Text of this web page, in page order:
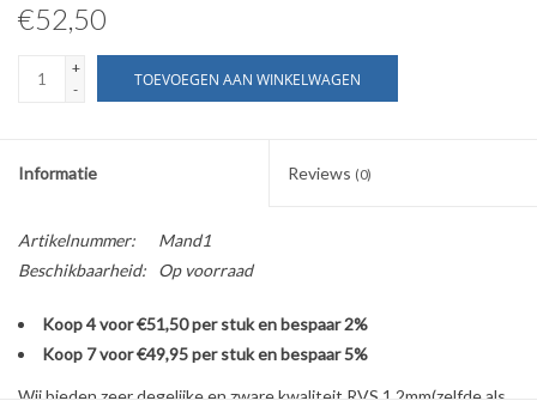
€52,50
+
-
TOEVOEGEN AAN WINKELWAGEN
Informatie Reviews (0)
Artikelnummer:
Mand1
Beschikbaarheid:
Op voorraad
Koop 4 voor €51,50 per stuk en bespaar 2%
Koop 7 voor €49,95 per stuk en bespaar 5%
Wij bieden zeer degelijke en zware kwaliteit RVS 1.2mm(zelfde als